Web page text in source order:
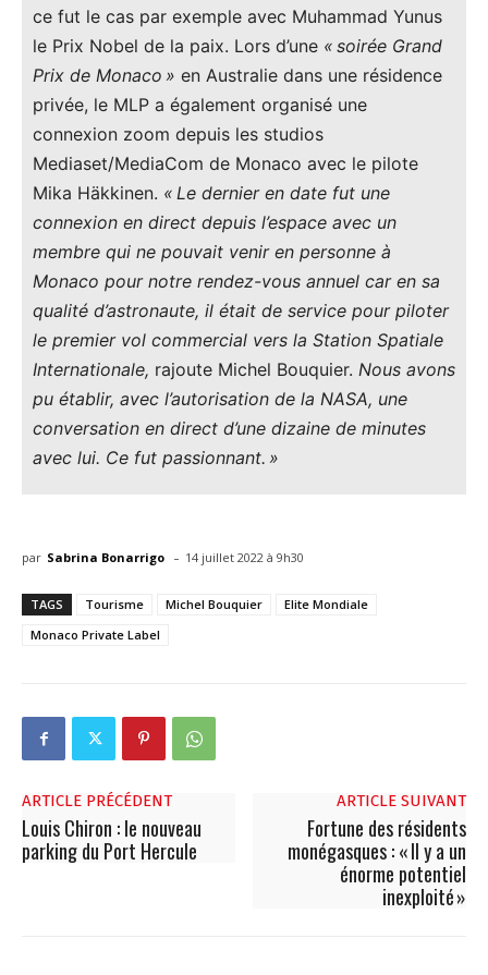
ce fut le cas par exemple avec Muhammad Yunus
le Prix Nobel de la paix. Lors d’une « soirée Grand
Prix de Monaco » en Australie dans une résidence
privée, le MLP a également organisé une
connexion zoom depuis les studios
Mediaset/MediaCom de Monaco avec le pilote
Mika Häkkinen. « Le dernier en date fut une
connexion en direct depuis l’espace avec un
membre qui ne pouvait venir en personne à
Monaco pour notre rendez-vous annuel car en sa
qualité d’astronaute, il était de service pour piloter
le premier vol commercial vers la Station Spatiale
Internationale, rajoute Michel Bouquier. Nous avons
pu établir, avec l’autorisation de la NASA, une
conversation en direct d’une dizaine de minutes
avec lui. Ce fut passionnant. »
par Sabrina Bonarrigo - 14 juillet 2022 à 9h30
TAGS Tourisme Michel Bouquier
Elite Mondiale
Monaco Private Label
ARTICLE PRÉCÉDENT
Louis Chiron : le nouveau
parking du Port Hercule
ARTICLE SUIVANT
Fortune des résidents
monégasques : « Il y a un
énorme potentiel
inexploité »